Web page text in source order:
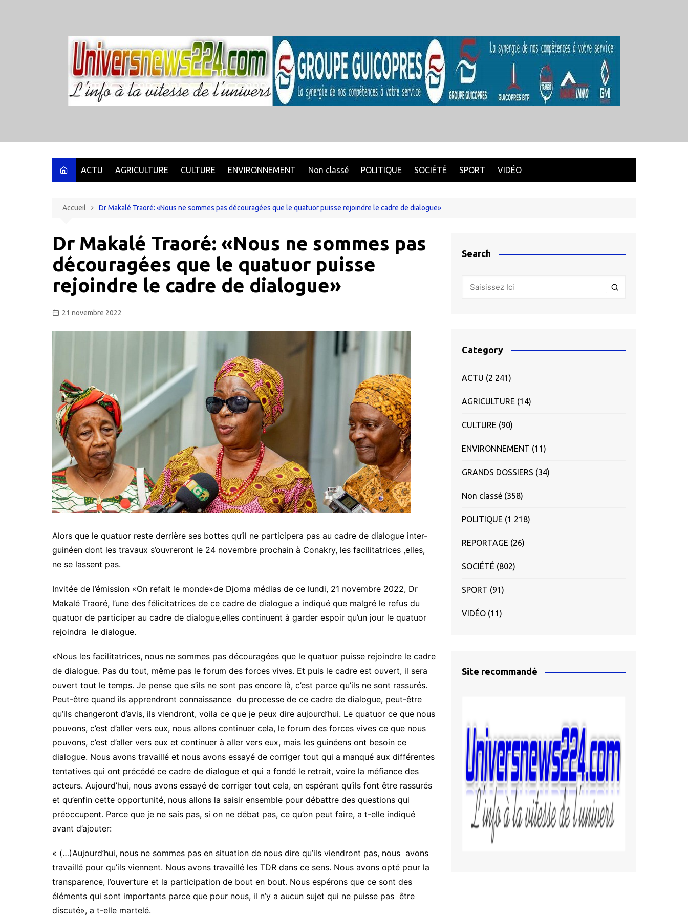
ACTU AGRICULTURE CULTURE ENVIRONNEMENT Non classé POLITIQUE SOCIÉTÉ SPORT VIDÉO
Accueil Dr Makalé Traoré: «Nous ne sommes pas découragées que le quatuor puisse rejoindre le cadre de dialogue»
Dr Makalé Traoré: «Nous ne sommes pas
découragées que le quatuor puisse
rejoindre le cadre de dialogue»
21 novembre 2022
Alors que le quatuor reste derrière ses bottes qu’il ne participera pas au cadre de dialogue inter-
guinéen dont les travaux s’ouvreront le 24 novembre prochain à Conakry, les facilitatrices ,elles,
ne se lassent pas.
Invitée de l’émission «On refait le monde»de Djoma médias de ce lundi, 21 novembre 2022, Dr
Makalé Traoré, l’une des félicitatrices de ce cadre de dialogue a indiqué que malgré le refus du
quatuor de participer au cadre de dialogue,elles continuent à garder espoir qu’un jour le quatuor
rejoindra le dialogue.
«Nous les facilitatrices, nous ne sommes pas découragées que le quatuor puisse rejoindre le cadre
de dialogue. Pas du tout, même pas le forum des forces vives. Et puis le cadre est ouvert, il sera
ouvert tout le temps. Je pense que s’ils ne sont pas encore là, c’est parce qu’ils ne sont rassurés.
Peut-être quand ils apprendront connaissance du processe de ce cadre de dialogue, peut-être
qu’ils changeront d’avis, ils viendront, voila ce que je peux dire aujourd’hui. Le quatuor ce que nous
pouvons, c’est d’aller vers eux, nous allons continuer cela, le forum des forces vives ce que nous
pouvons, c’est d’aller vers eux et continuer à aller vers eux, mais les guinéens ont besoin ce
dialogue. Nous avons travaillé et nous avons essayé de corriger tout qui a manqué aux différentes
tentatives qui ont précédé ce cadre de dialogue et qui a fondé le retrait, voire la méfiance des
acteurs. Aujourd’hui, nous avons essayé de corriger tout cela, en espérant qu’ils font être rassurés
et qu’enfin cette opportunité, nous allons la saisir ensemble pour débattre des questions qui
préoccupent. Parce que je ne sais pas, si on ne débat pas, ce qu’on peut faire, a t-elle indiqué
avant d’ajouter:
« (…)Aujourd’hui, nous ne sommes pas en situation de nous dire qu’ils viendront pas, nous avons
travaillé pour qu’ils viennent. Nous avons travaillé les TDR dans ce sens. Nous avons opté pour la
transparence, l’ouverture et la participation de bout en bout. Nous espérons que ce sont des
éléments qui sont importants parce que pour nous, il n’y a aucun sujet qui ne puisse pas être
discuté», a t-elle martelé.
Search
Category
ACTU (2 241)
AGRICULTURE (14)
CULTURE (90)
ENVIRONNEMENT (11)
GRANDS DOSSIERS (34)
Non classé (358)
POLITIQUE (1 218)
REPORTAGE (26)
SOCIÉTÉ (802)
SPORT (91)
VIDÉO (11)
Site recommandé